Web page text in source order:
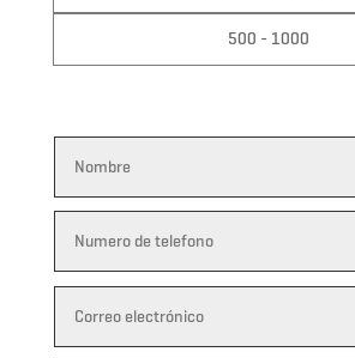
500 - 1000